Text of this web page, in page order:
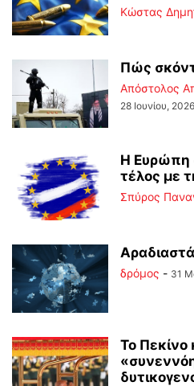
Kώστας
Πώς
Απόστολος
28 Ιουνίου, 2026
Η Ευρώπη
τέλος με
Σπύρος
Αραδιαστά
δρόμος - 31
Το